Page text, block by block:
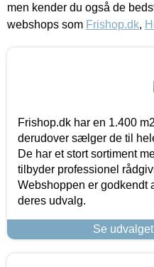
men kender du også de
webshops som Frishop.dk,
Frishop.dk har en 1.400
derudover sælger de til
De har et stort sortiment
tilbyder professionel
Webshoppen er godkendt
deres udvalg.
Se